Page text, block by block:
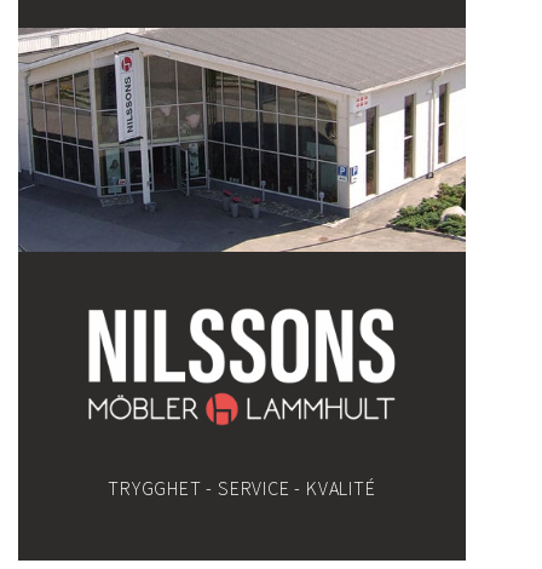
TRYGGHET - SERVICE - KVALITÉ